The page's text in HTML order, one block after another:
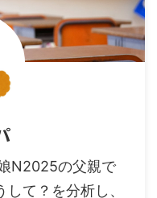
N2025の父親で
て？を分析し、